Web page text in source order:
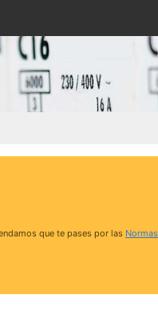
que te pases por las